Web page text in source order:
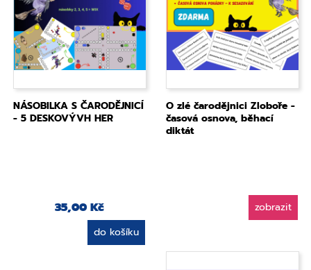
NÁSOBILKA S ČARODĚJNICÍ
- 5 DESKOVÝVH HER
35,00 Kč
do košíku
O zlé čarodějnici Zloboře -
časová osnova, běhací
diktát
zobrazit